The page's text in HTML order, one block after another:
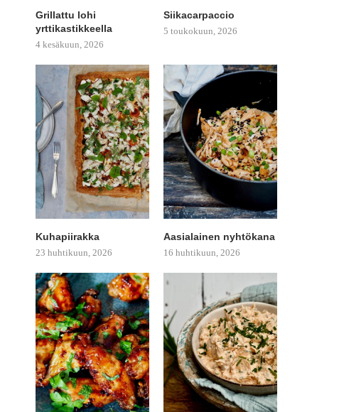
Grillattu lohi
yrttikastikkeella
4 kesäkuun, 2026
Siikacarpaccio
5 toukokuun, 2026
Kuhapiirakka
23 huhtikuun, 2026
Aasialainen nyhtökana
16 huhtikuun, 2026